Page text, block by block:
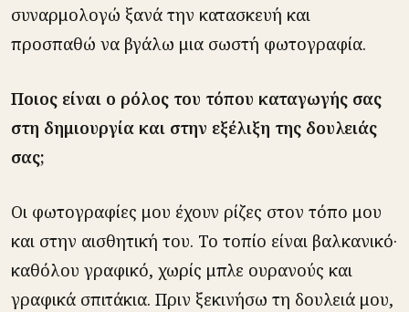
συναρμολογώ ξανά την κατασκευή και
προσπαθώ να βγάλω μια σωστή φωτογραφία.
Ποιος είναι ο ρόλος του τόπου καταγωγής σας
στη δημιουργία και στην εξέλιξη της δουλειάς
σας;
Οι φωτογραφίες μου έχουν ρίζες στον τόπο μου
και στην αισθητική του. Το τοπίο είναι βαλκανικό·
καθόλου γραφικό, χωρίς μπλε ουρανούς και
γραφικά σπιτάκια. Πριν ξεκινήσω τη δουλειά μου,